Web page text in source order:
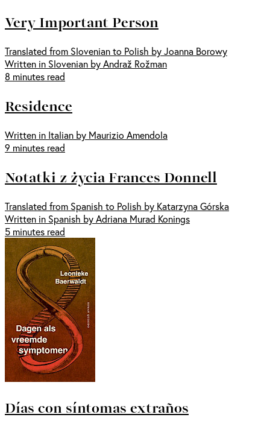
Very Important Person
Translated from Slovenian to Polish by Joanna Borowy
Written in Slovenian by Andraž Rožman
8 minutes read
Residence
Written in Italian by Maurizio Amendola
9 minutes read
Notatki z życia Frances Donnell
Translated from Spanish to Polish by Katarzyna Górska
Written in Spanish by Adriana Murad Konings
5 minutes read
Días con síntomas extraños